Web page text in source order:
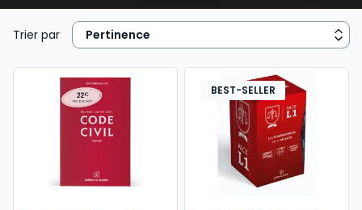
Trier par
BEST-SELLER